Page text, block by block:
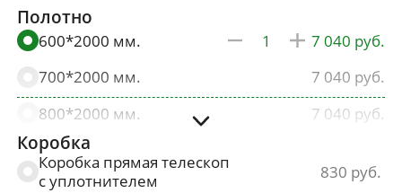
Полотно
600*2000 мм.
7 040
700*2000 мм.
7 040
800*2000 мм.
7 040
900*2000 мм.
Коробка
Коробка прямая телескоп
с уплотнителем
830